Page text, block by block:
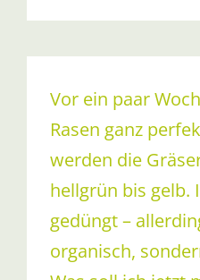
Vor ein paar
Rasen ganz
werden die
hellgrün bis gelb.
gedüngt –
organisch,